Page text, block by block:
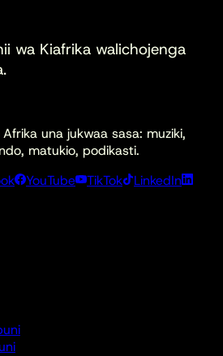
wa Kiafrika walichojenga
una jukwaa sasa: muziki,
matukio, podikasti.
YouTube TikTok
LinkedIn